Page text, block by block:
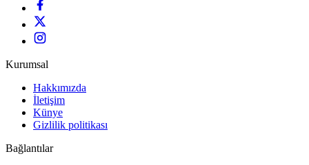
Kurumsal
Hakkımızda
İletişim
Künye
Gizlilik politikası
Bağlantılar